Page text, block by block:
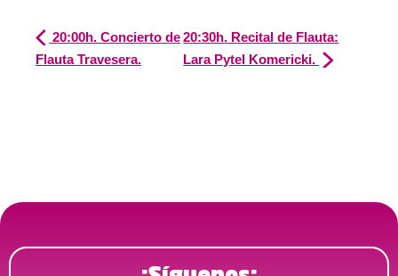
20:00h. Concierto de
Flauta Travesera.
20:30h. Recital de Flauta:
Lara Pytel Komericki.